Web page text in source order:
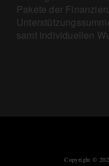
Pakete der
samt individuellen
Copyright ©